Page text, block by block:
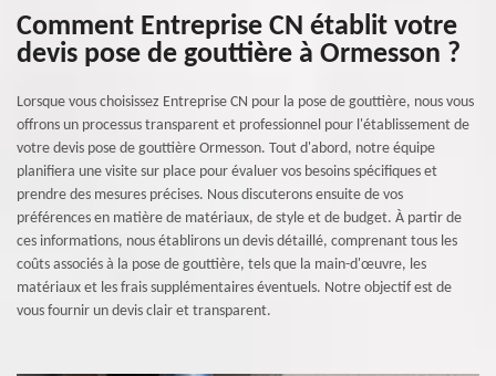
Comment Entreprise CN établit votre
devis pose de gouttière à Ormesson ?
Lorsque vous choisissez Entreprise CN pour la pose de gouttière, nous vous
offrons un processus transparent et professionnel pour l'établissement de
votre devis pose de gouttière Ormesson. Tout d'abord, notre équipe
planifiera une visite sur place pour évaluer vos besoins spécifiques et
prendre des mesures précises. Nous discuterons ensuite de vos
préférences en matière de matériaux, de style et de budget. À partir de
ces informations, nous établirons un devis détaillé, comprenant tous les
coûts associés à la pose de gouttière, tels que la main-d'œuvre, les
matériaux et les frais supplémentaires éventuels. Notre objectif est de
vous fournir un devis clair et transparent.